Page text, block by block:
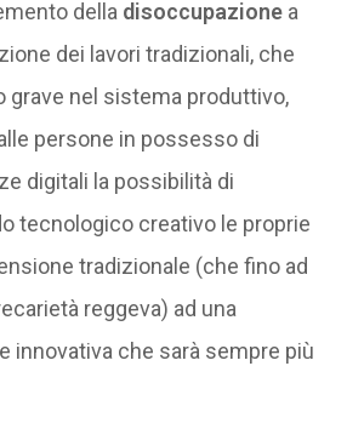
della disoccupazionea
dei lavori tradizionali, che
grave nel sistema produttivo,
persone in possesso di
digitali la possibilità di
tecnologico creativo le proprie
tradizionale (che fino ad
reggeva) ad una
innovativa che sarà sempre più